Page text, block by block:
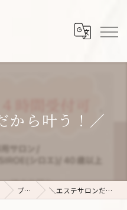
から叶う！／
ブログ ＼エステサロンだから叶う！／